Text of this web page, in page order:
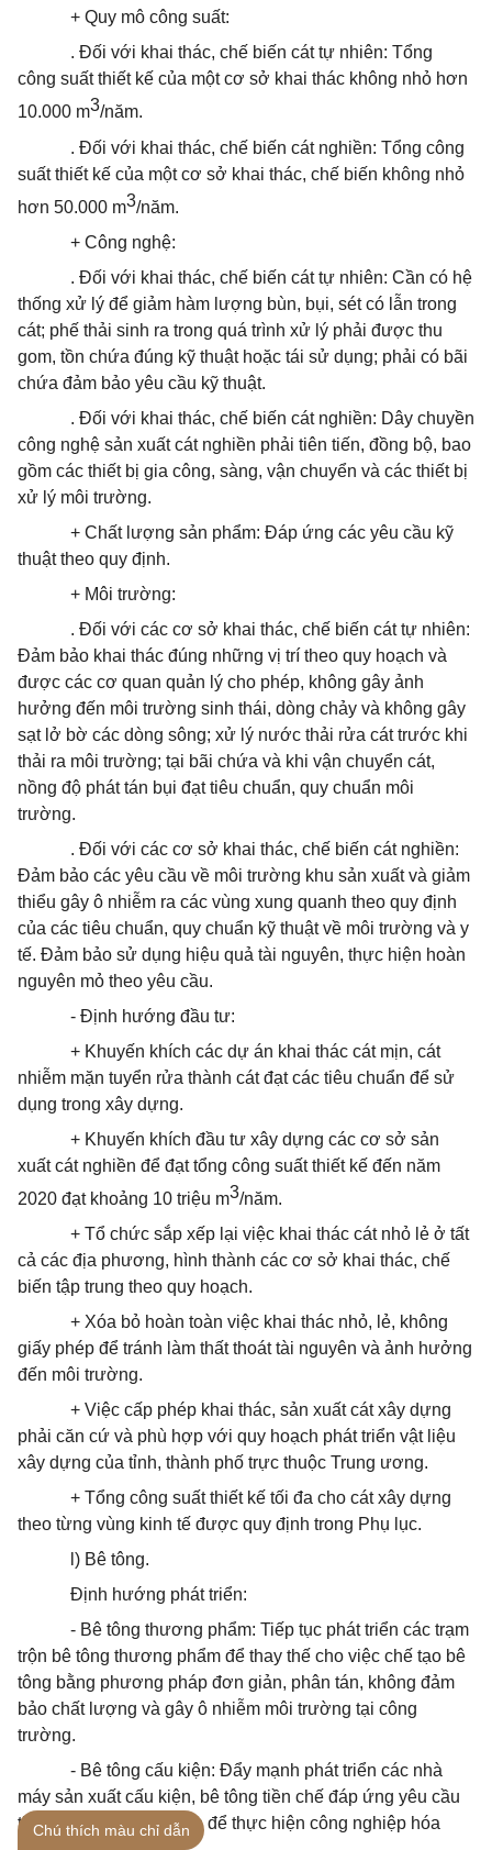
+ Quy mô công suất:
. Đối với khai thác, chế biến cát tự nhiên: Tổng
công suất thiết kế của một cơ sở khai thác không nhỏ hơn
10.000 m3/năm.
. Đối với khai thác, chế biến cát nghiền: Tổng công
suất thiết kế của một cơ sở khai thác, chế biến không nhỏ
hơn 50.000 m3/năm.
+ Công nghệ:
. Đối với khai thác, chế biến cát tự nhiên: Cần có hệ
thống xử lý để giảm hàm lượng bùn, bụi, sét có lẫn trong
cát; phế thải sinh ra trong quá trình xử lý phải được thu
gom, tồn chứa đúng kỹ thuật hoặc tái sử dụng; phải có bãi
chứa đảm bảo yêu cầu kỹ thuật.
. Đối với khai thác, chế biến cát nghiền: Dây chuyền
công nghệ sản xuất cát nghiền phải tiên tiến, đồng bộ, bao
gồm các thiết bị gia công, sàng, vận chuyển và các thiết bị
xử lý môi trường.
+ Chất lượng sản phẩm: Đáp ứng các yêu cầu kỹ
thuật theo quy định.
+ Môi trường:
. Đối với các cơ sở khai thác, chế biến cát tự nhiên:
Đảm bảo khai thác đúng những vị trí theo quy hoạch và
được các cơ quan quản lý cho phép, không gây ảnh
hưởng đến môi trường sinh thái, dòng chảy và không gây
sạt lở bờ các dòng sông; xử lý nước thải rửa cát trước khi
thải ra môi trường; tại bãi chứa và khi vận chuyển cát,
nồng độ phát tán bụi đạt tiêu chuẩn, quy chuẩn môi
trường.
. Đối với các cơ sở khai thác, chế biến cát nghiền:
Đảm bảo các yêu cầu về môi trường khu sản xuất và giảm
thiểu gây ô nhiễm ra các vùng xung quanh theo quy định
của các tiêu chuẩn, quy chuẩn kỹ thuật về môi trường và y
tế. Đảm bảo sử dụng hiệu quả tài nguyên, thực hiện hoàn
nguyên mỏ theo yêu cầu.
- Định hướng đầu tư:
+ Khuyến khích các dự án khai thác cát mịn, cát
nhiễm mặn tuyển rửa thành cát đạt các tiêu chuẩn để sử
dụng trong xây dựng.
+ Khuyến khích đầu tư xây dựng các cơ sở sản
xuất cát nghiền để đạt tổng công suất thiết kế đến năm
2020 đạt khoảng 10 triệu m3/năm.
+ Tổ chức sắp xếp lại việc khai thác cát nhỏ lẻ ở tất
cả các địa phương, hình thành các cơ sở khai thác, chế
biến tập trung theo quy hoạch.
+ Xóa bỏ hoàn toàn việc khai thác nhỏ, lẻ, không
giấy phép để tránh làm thấtthoáttài nguyên và ảnh hưởng
đến môi trường.
+ Việc cấp phép khai thác, sản xuất cát xây dựng
phải căn cứ và phù hợp với quy hoạch phát triển vật liệu
xây dựng của tỉnh, thành phố trực thuộc Trung ương.
+ Tổng công suất thiết kế tối đa cho cát xây dựng
theo từng vùng kinh tế được quy định trong Phụ lục.
l) Bê tông.
Định hướng phát triển:
- Bê tông thương phẩm: Tiếp tục phát triển các trạm
trộn bê tông thương phẩm để thay thế cho việc chế tạo bê
tông bằng phương pháp đơn giản, phân tán, không đảm
bảo chất lượng và gây ô nhiễm môi trường tại công
trường.
- Bê tông cấu kiện: Đẩy mạnh phát triển các nhà
máy sản xuất cấu kiện, bê tông tiền chế đáp ứng yêu cầu
thị trường, tạo điều kiện để thực hiện công nghiệp hóa
Chú thích màu chỉ dẫn